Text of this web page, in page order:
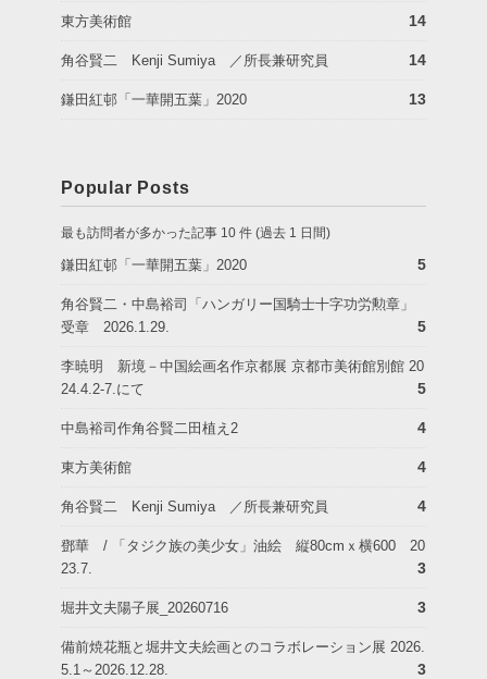
東方美術館 14
角谷賢二 Kenji Sumiya ／所長兼研究員 14
鎌田紅邨「一華開五葉」2020 13
Popular Posts
最も訪問者が多かった記事 10 件 (過去 1 日間)
鎌田紅邨「一華開五葉」2020 5
角谷賢二・中島裕司「ハンガリー国騎士十字功労勲章」
受章 2026.1.29.
5
李暁明 新境－中国絵画名作京都展 京都市美術館別館 20
24.4.2-7.にて
5
中島裕司作角谷賢二田植え2 4
東方美術館 4
角谷賢二 Kenji Sumiya ／所長兼研究員 4
鄧華 / 「タジク族の美少女」油絵 縦80cmｘ横600 20
23.7.
3
堀井文夫陽子展_20260716 3
備前焼花瓶と堀井文夫絵画とのコラボレーション展 2026.
5.1～2026.12.28.
3